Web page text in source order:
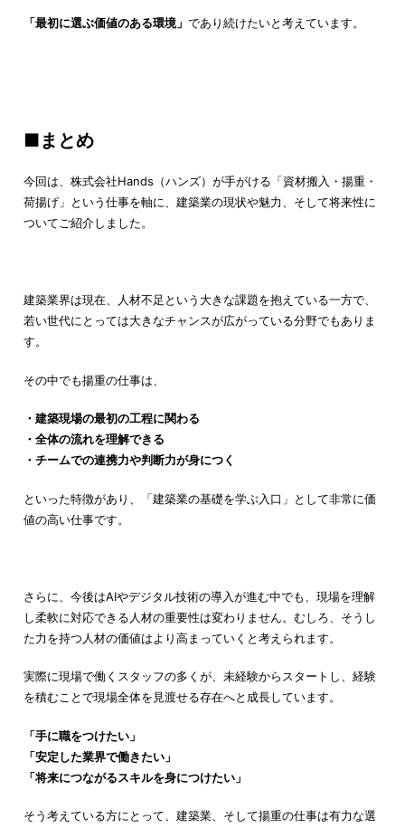
「最初に選ぶ価値のある環境」 であり続けたいと考えています。
■まとめ
今回は、株式会社Hands（ハンズ）が手がける「資材搬入・揚重・
荷揚げ」という仕事を軸に、建築業の現状や魅力、そして将来性に
ついてご紹介しました。
建築業界は現在、人材不足という大きな課題を抱えている一方で、
若い世代にとっては大きなチャンスが広がっている分野でもありま
す。
その中でも揚重の仕事は、
・建築現場の最初の工程に関わる
・全体の流れを理解できる
・チームでの連携力や判断力が身につく
といった特徴があり、「建築業の基礎を学ぶ入口」として非常に価
値の高い仕事です。
さらに、今後はAIやデジタル技術の導入が進む中でも、現場を理解
し柔軟に対応できる人材の重要性は変わりません。むしろ、そうし
た力を持つ人材の価値はより高まっていくと考えられます。
実際に現場で働くスタッフの多くが、未経験からスタートし、経験
を積むことで現場全体を見渡せる存在へと成長しています。
「手に職をつけたい」
「安定した業界で働きたい」
「将来につながるスキルを身につけたい」
そう考えている方にとって、建築業、そして揚重の仕事は有力な選